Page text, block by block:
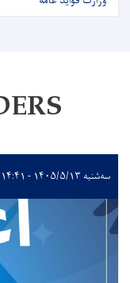
سه‌شنبه ۱۴۰۵/۵/۱۳ - ۱۴:۴۱